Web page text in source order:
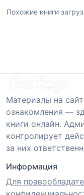
Похожие книги
Материалы на
ознакомления —
книги онлайн.
контролирует
за них
Информация
Для